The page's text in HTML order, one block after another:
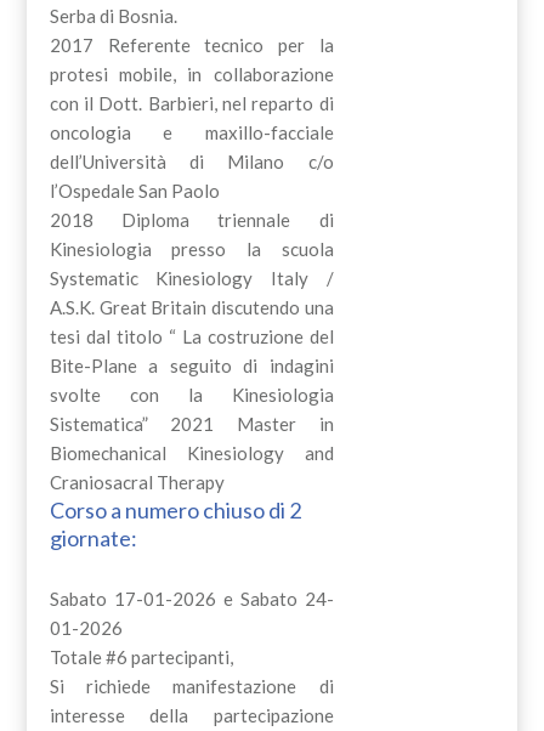
Serba di Bosnia.
2017 Referente tecnico per la
protesi mobile, in collaborazione
con il Dott. Barbieri, nel reparto di
oncologia e maxillo-facciale
dell’Università di Milano c/o
l’Ospedale San Paolo
2018 Diploma triennale di
Kinesiologia presso la scuola
Systematic Kinesiology Italy /
A.S.K. Great Britain discutendo una
tesi dal titolo “ La costruzione del
Bite-Plane a seguito di indagini
svolte con la Kinesiologia
Sistematica” 2021 Master in
Biomechanical Kinesiology and
Craniosacral Therapy
Corso a numero chiuso di 2
giornate:
Sabato 17-01-2026 e Sabato 24-
01-2026
Totale #6 partecipanti,
Si richiede manifestazione di
interesse della partecipazione